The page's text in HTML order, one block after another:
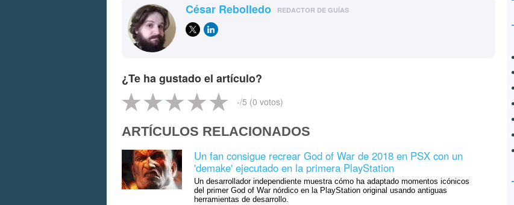
César Rebolledo REDACTOR DE GUÍAS
¿Te ha gustado el artículo?
-/5 (0 votos)
ARTÍCULOS RELACIONADOS
Un fan consigue recrear God of War de 2018 en PSX con un
'demake' ejecutado en la primera PlayStation
Un desarrollador independiente muestra cómo ha adaptado momentos icónicos
del primer God of War nórdico en la PlayStation original usando antiguas
herramientas de desarrollo.